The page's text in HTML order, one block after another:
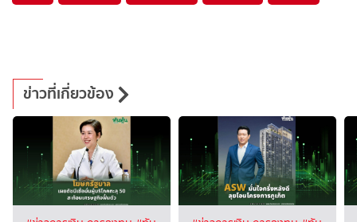
ข่าวที่เกี่ยวข้อง